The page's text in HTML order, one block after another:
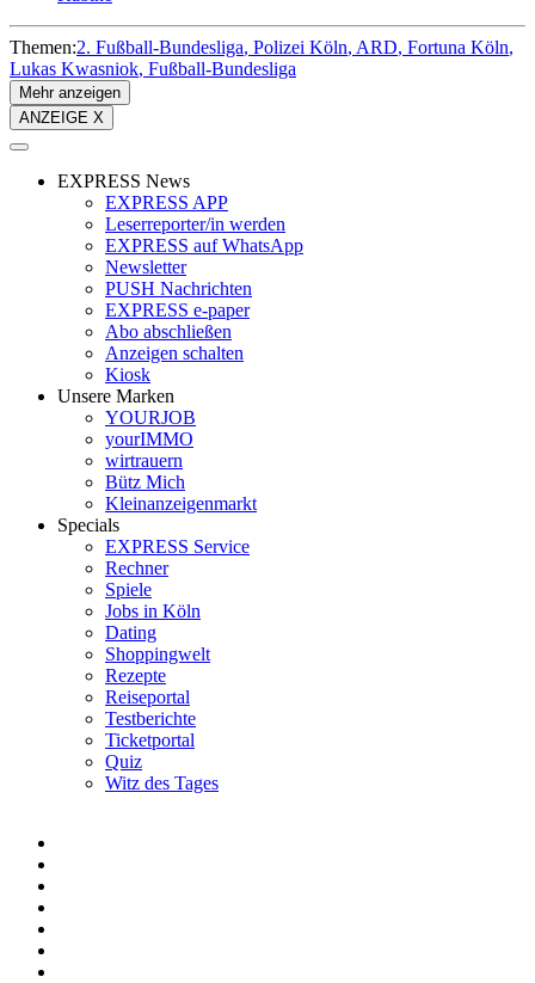
Themen:2. Fußball-Bundesliga Polizei Köln ARD Fortuna Köln
Lukas Kwasniok Fußball-Bundesliga
Mehr anzeigen
ANZEIGE X
EXPRESS News
EXPRESS APP
Leserreporter/in werden
EXPRESS auf WhatsApp
Newsletter
PUSH Nachrichten
EXPRESS e-paper
Abo abschließen
Anzeigen schalten
Kiosk
Unsere Marken
YOURJOB
yourIMMO
wirtrauern
Bütz Mich
Kleinanzeigenmarkt
Specials
EXPRESS Service
Rechner
Spiele
Jobs in Köln
Dating
Shoppingwelt
Rezepte
Reiseportal
Testberichte
Ticketportal
Quiz
Witz des Tages